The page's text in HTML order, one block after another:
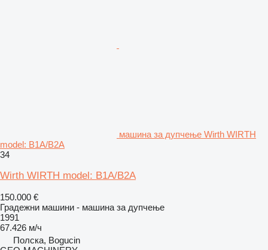
машина за дупчење Wirth WIRTH
model: B1A/B2A
34
Wirth WIRTH model: B1A/B2A
150.000 €
Градежни машини - машина за дупчење
1991
67.426 м/ч
Полска, Bogucin